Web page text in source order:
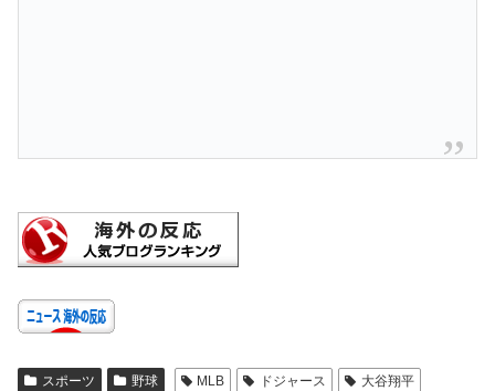
スポーツ 野球 MLB ドジャース
大谷翔平